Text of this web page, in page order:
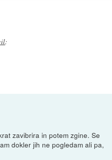
:
zavibrira in potem zgine. Se
dokler jih ne pogledam ali pa,